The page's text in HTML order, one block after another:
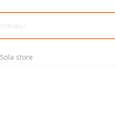
Sola store